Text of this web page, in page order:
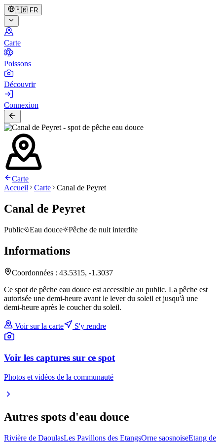
🇫🇷 FR
Carte
Poissons
Découvrir
Connexion
Carte
Accueil
Carte Canal de Peyret
Canal de Peyret
Public Eau douce Pêche de nuit interdite
Informations
Coordonnées : 43.5315, -1.3037
Ce spot de pêche eau douce est accessible au public. La pêche est
autorisée une demi-heure avant le lever du soleil et jusqu'à une
demi-heure après le coucher du soleil.
Voir sur la carte S'y rendre
Voir les captures sur ce spot
Photos et vidéos de la communauté
Autres spots d'eau douce
Rivière de DaoulasLes Pavillons des EtangsOrne saosnoiseEtang de